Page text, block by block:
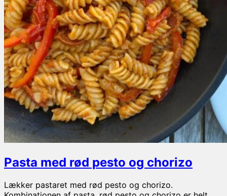
Pasta med rød pesto og chorizo
Lækker pastaret med rød pesto og chorizo.